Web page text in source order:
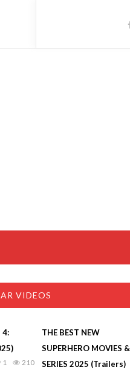
VIDEOS
4:
210
1
THE BEST NEW
SUPERHERO MOVIES &
SERIES 2025 (Trailers)